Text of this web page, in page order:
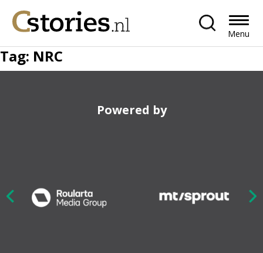
Menu
Tag: NRC
Powered by